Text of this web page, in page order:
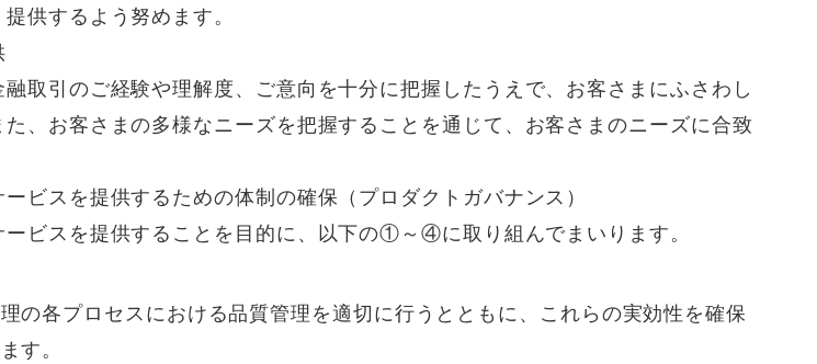
供するよう努めます。
取引のご経験や理解度、ご意向を十分に把握したうえで、お客さまにふさわし
、お客さまの多様なニーズを把握することを通じて、お客さまのニーズに合致
ビスを提供するための体制の確保（プロダクトガバナンス）
ビスを提供することを目的に、以下の①～④に取り組んでまいります。
の各プロセスにおける品質管理を適切に行うとともに、これらの実効性を確保
す。